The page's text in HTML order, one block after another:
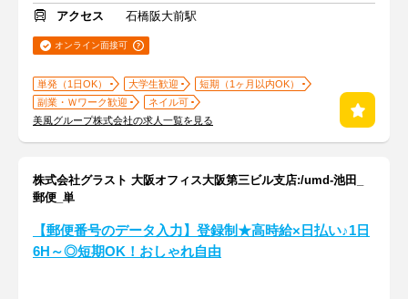
アクセス
石橋阪大前駅
オンライン面接可
単発（1日OK） 大学生歓迎
短期（1ヶ月以内OK）
副業・Ｗワーク歓迎
ネイル可
美風グループ株式会社の求人一覧を見る
株式会社グラスト 大阪オフィス大阪第三ビル支店:/umd-池田_
郵便_単
【郵便番号のデータ入力】登録制★高時給×日払い♪1日
6H～◎短期OK！おしゃれ自由